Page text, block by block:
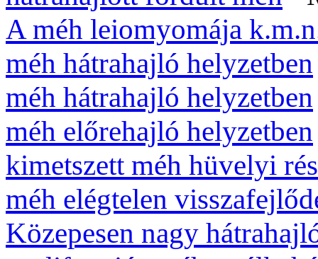
A méh leiomyomája
méh hátrahajló helyzetben
méh hátrahajló helyzetben
méh előrehajló helyzetben
kimetszett méh hüvelyi
méh elégtelen
Közepesen nagy